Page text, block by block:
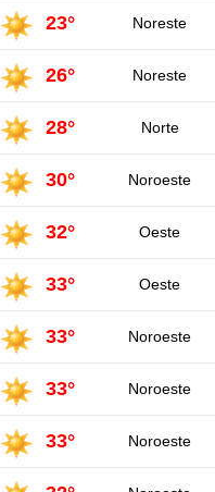
23° Noreste
26° Noreste
28° Norte
30° Noroeste
32° Oeste
33° Oeste
33° Noroeste
33° Noroeste
33° Noroeste